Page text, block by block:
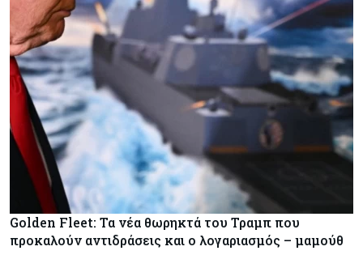
Golden Fleet: Τα νέα θωρηκτά του Τραμπ που
προκαλούν αντιδράσεις και ο λογαριασμός – μαμούθ